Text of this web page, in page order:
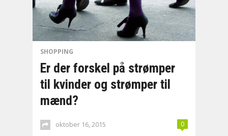
SHOPPING
Er der forskel på strømper
til kvinder og strømper til
mænd?
oktober 16, 2015 0